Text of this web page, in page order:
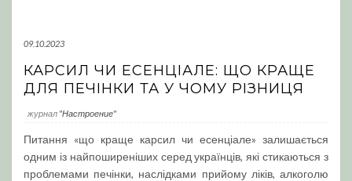
09.10.2023
КАРСИЛ ЧИ ЕСЕНЦІАЛЕ: ЩО КРАЩЕ
ДЛЯ ПЕЧІНКИ ТА У ЧОМУ РІЗНИЦЯ
журнал "Настроение"
Питання «що краще карсил чи есенціале» залишається
одним із найпоширеніших серед українців, які стикаються з
проблемами печінки, наслідками прийому ліків, алкоголю